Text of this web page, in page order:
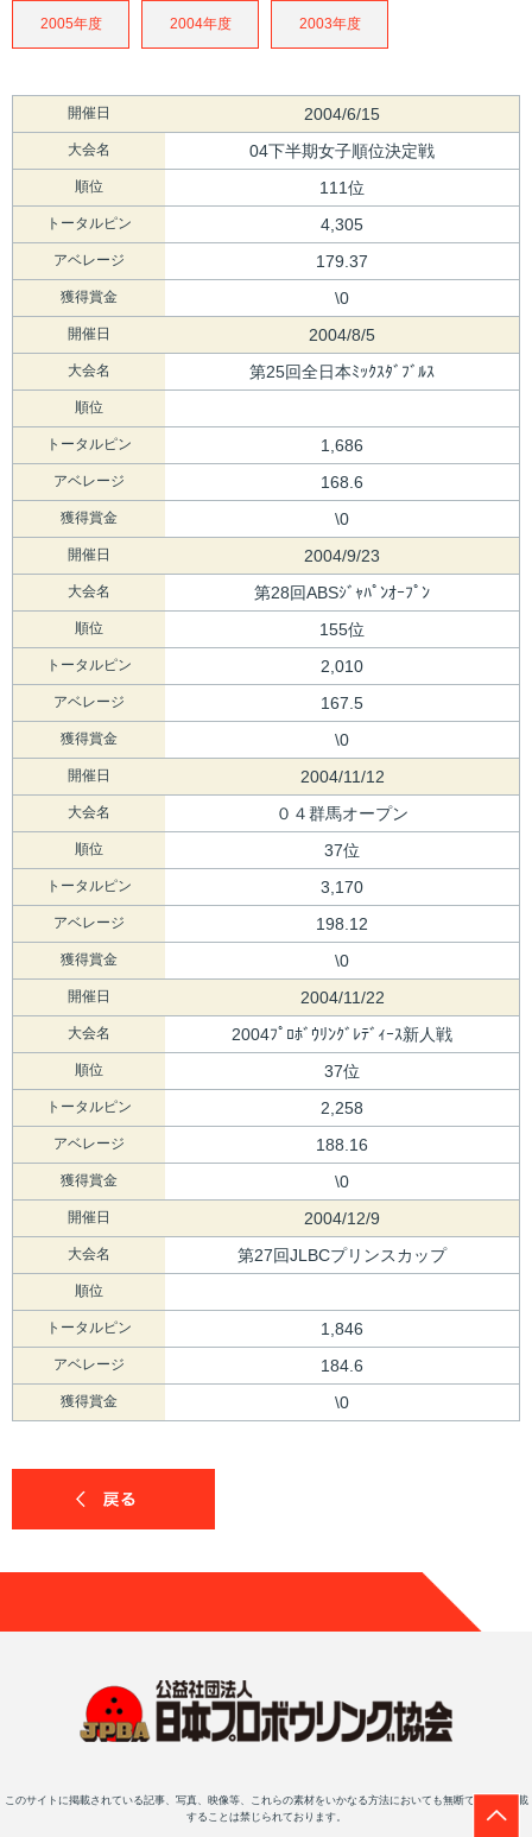
2005年度 2004年度 2003年度
開催日 2004/6/15
大会名 04下半期女子順位決定戦
順位 111位
トータルピン 4,305
アベレージ 179.37
獲得賞金 \0
開催日 2004/8/5
大会名 第25回全日本ﾐｯｸｽﾀﾞﾌﾞﾙｽ
順位
トータルピン 1,686
アベレージ 168.6
獲得賞金 \0
開催日 2004/9/23
大会名 第28回ABSｼﾞｬﾊﾟﾝｵｰﾌﾟﾝ
順位 155位
トータルピン 2,010
アベレージ 167.5
獲得賞金 \0
開催日 2004/11/12
大会名 ０４群馬オープン
順位 37位
トータルピン 3,170
アベレージ 198.12
獲得賞金 \0
開催日 2004/11/22
大会名 2004ﾌﾟﾛﾎﾞｳﾘﾝｸﾞﾚﾃﾞｨｰｽ新人戦
順位 37位
トータルピン 2,258
アベレージ 188.16
獲得賞金 \0
開催日 2004/12/9
大会名 第27回JLBCプリンスカップ
順位
トータルピン 1,846
アベレージ 184.6
獲得賞金 \0
このサイトに掲載されている記事、写真、映像等、これらの素材をいかなる方法においても無断で複写・転載
することは禁じられております。